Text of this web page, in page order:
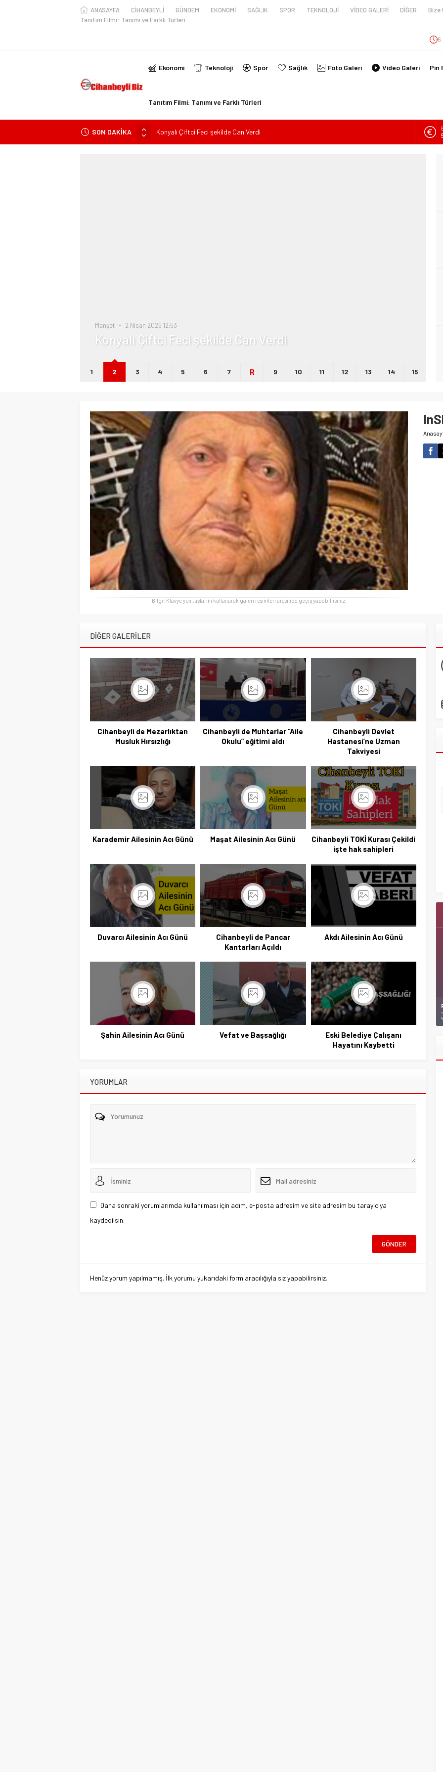
ANASAYFA CİHANBEYLİ GÜNDEM EKONOMİ SAĞLIK SPOR TEKNOLOJİ VİDEO GALERİ DİĞER Bize
Tanıtım Filmi: Tanımı ve Farklı Türleri
6
Ekonomi Teknoloji Spor Sağlık Foto Galeri Video Galeri Pin
Tanıtım Filmi: Tanımı ve Farklı Türleri
SON DAKİKA
Konyalı Çiftci Feci şekilde Can Verdi
Konya’da araçta oksijen tüpünün patlaması sonucu hayatını kaybeden biri bebek 2
Manşet 2 Nisan 2025 12:53
Konyalı Çiftci Feci şekilde Can Verdi
1 2 3 4 5 6 7 R 9 10 11 12 13 14 15
Bilgi: Klavye yön tuşlarını kullanarak galeri resimleri arasında geçiş yapabilirsiniz.
DİĞER GALERİLER
Cihanbeyli de Mezarlıktan
Musluk Hırsızlığı
Cihanbeyli de Muhtarlar “Aile
Okulu” eğitimi aldı
Cihanbeyli Devlet
Hastanesi’ne Uzman
Takviyesi
Karademir Ailesinin Acı Günü Maşat Ailesinin Acı Günü
Cihanbeyli TOKİ Kurası Çekildi
işte hak sahipleri
Duvarcı Ailesinin Acı Günü
Cihanbeyli de Pancar
Kantarları Açıldı
Akdı Ailesinin Acı Günü
Şahin Ailesinin Acı Günü Vefat ve Başsağlığı
Eski Belediye Çalışanı
Hayatını Kaybetti
YORUMLAR
Daha sonraki yorumlarımda kullanılması için adım, e-posta adresim ve site adresim bu tarayıcıya
kaydedilsin.
Henüz yorum yapılmamış. İlk yorumu yukarıdaki form aracılığıyla siz yapabilirsiniz.
Başkan Adayı Kemal Tekin Sahada